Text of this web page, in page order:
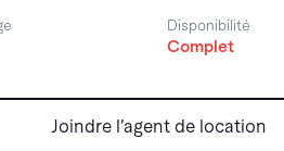
Disponibilité
Complet
Joindre l’agent de location